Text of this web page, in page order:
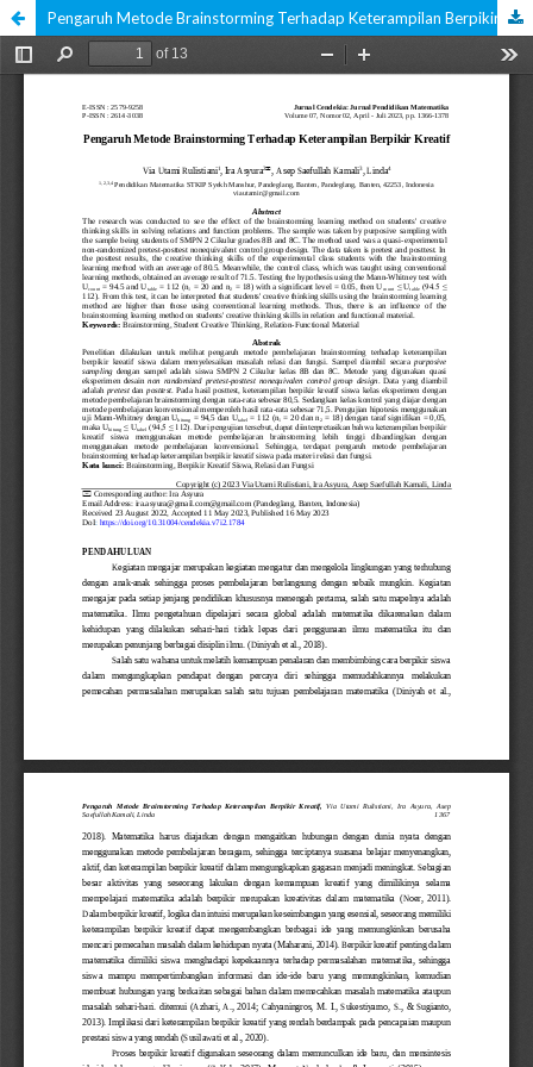
Pengaruh Metode Brainstorming Terhadap Keterampilan Berpikir Kreatif